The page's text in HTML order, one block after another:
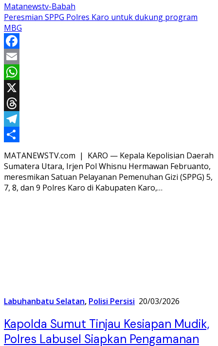
Matanewstv-Babah
Peresmian SPPG Polres Karo untuk dukung program
MBG
Facebook
Email
WhatsApp
X
Threads
Telegram
Share
MATANEWSTV.com | KARO — Kepala Kepolisian Daerah
Sumatera Utara, Irjen Pol Whisnu Hermawan Februanto,
meresmikan Satuan Pelayanan Pemenuhan Gizi (SPPG) 5,
7, 8, dan 9 Polres Karo di Kabupaten Karo,…
Labuhanbatu Selatan, Polisi Persisi 20/03/2026
Kapolda Sumut Tinjau Kesiapan Mudik,
Polres Labusel Siapkan Pengamanan